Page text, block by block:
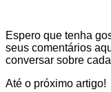
Espero que tenha
seus comentários
conversar sobre
Até o próximo artigo!